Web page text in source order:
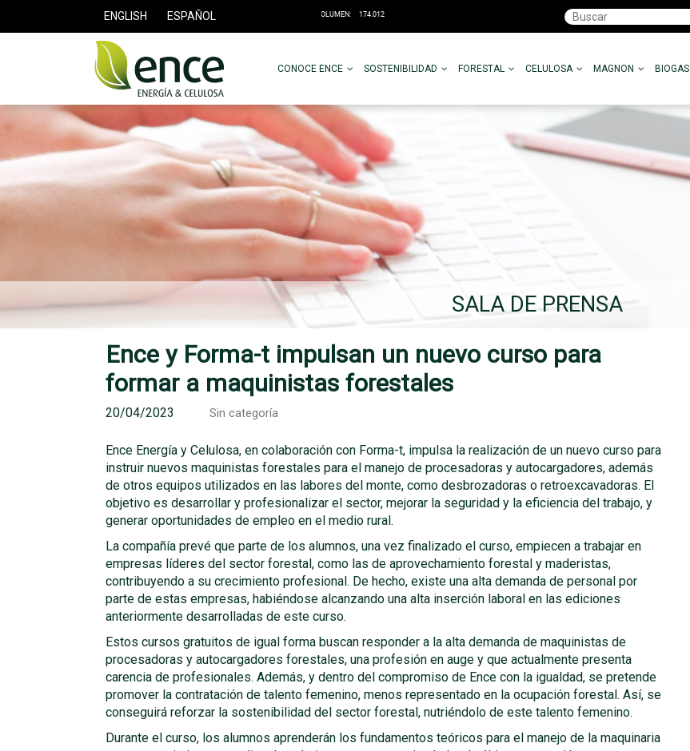
ENGLISH ESPAÑOL
CONOCE ENCE SOSTENIBILIDAD FORESTAL CELULOSA MAGNON BIOGAS
SALA DE PRENSA
Ence y Forma-t impulsan un nuevo curso para
formar a maquinistas forestales
20/04/2023 Sin categoría
Ence Energía y Celulosa, en colaboración con Forma-t, impulsa la realización de un nuevo curso para
instruir nuevos maquinistas forestales para el manejo de procesadoras y autocargadores, además
de otros equipos utilizados en las labores del monte, como desbrozadoras o retroexcavadoras. El
objetivo es desarrollar y profesionalizar el sector, mejorar la seguridad y la eficiencia del trabajo, y
generar oportunidades de empleo en el medio rural.
La compañía prevé que parte de los alumnos, una vez finalizado el curso, empiecen a trabajar en
empresas líderes del sector forestal, como las de aprovechamiento forestal y maderistas,
contribuyendo a su crecimiento profesional. De hecho, existe una alta demanda de personal por
parte de estas empresas, habiéndose alcanzando una alta inserción laboral en las ediciones
anteriormente desarrolladas de este curso.
Estos cursos gratuitos de igual forma buscan responder a la alta demanda de maquinistas de
procesadoras y autocargadores forestales, una profesión en auge y que actualmente presenta
carencia de profesionales. Además, y dentro del compromiso de Ence con la igualdad, se pretende
promover la contratación de talento femenino, menos representado en la ocupación forestal. Así, se
conseguirá reforzar la sostenibilidad del sector forestal, nutriéndolo de este talento femenino.
Durante el curso, los alumnos aprenderán los fundamentos teóricos para el manejo de la maquinaria